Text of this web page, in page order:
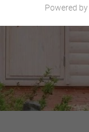
Powered